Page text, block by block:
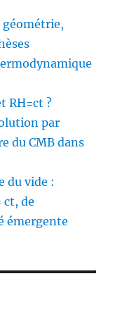
géométrie,
RH=ct ?
par
du CMB dans
du vide :
ct, de
émergente